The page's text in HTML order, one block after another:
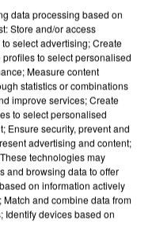
data processing based on
Store and/or access
select advertising; Create
to select personalised
Measure content
statistics or combinations
improve services; Create
to select personalised
Ensure security, prevent and
advertising and content;
technologies may
and browsing data to offer
on information actively
and combine data from
Identify devices based on